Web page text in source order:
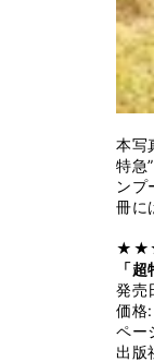
本写
特急
ンプ
冊に
★★★
「
発売
価格
ペー
出版